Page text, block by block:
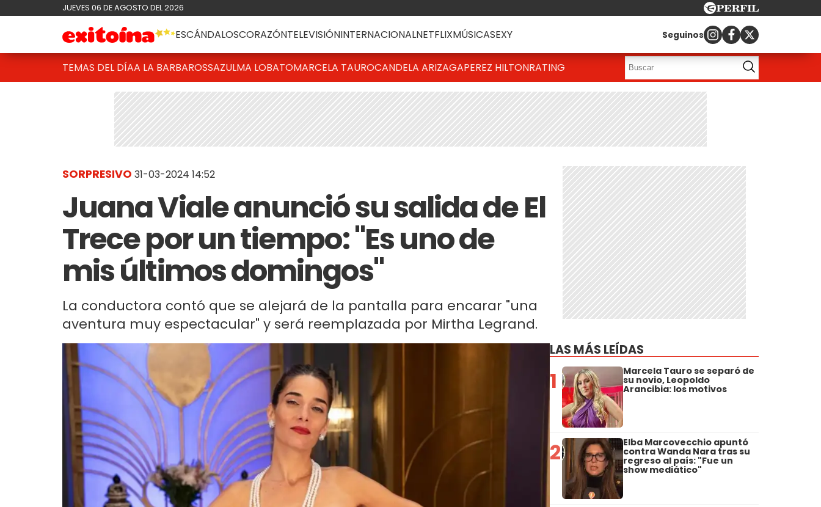
JUEVES 06 DE AGOSTO DEL 2026
ESCÁNDALOSCORAZÓNTELEVISIÓNINTERNACIONALNETFLIXMÚSICASEXY Seguinos
TEMAS DEL DÍAA LA BARBAROSSAZULMA LOBATOMARCELA TAUROCANDELA ARIZAGAPEREZ HILTONRATING
SORPRESIVO 31-03-2024 14:52
Juana Viale anunció su salida de El
Trece por un tiempo: "Es uno de
mis últimos domingos"
La conductora contó que se alejará de la pantalla para encarar "una
aventura muy espectacular" y será reemplazada por Mirtha Legrand.
LAS MÁS LEÍDAS
1 Marcela Tauro se separó de
su novio, Leopoldo
Arancibia: los motivos
2 Elba Marcovecchio apuntó
contra Wanda Nara tras su
regreso al país: "Fue un
show mediático"